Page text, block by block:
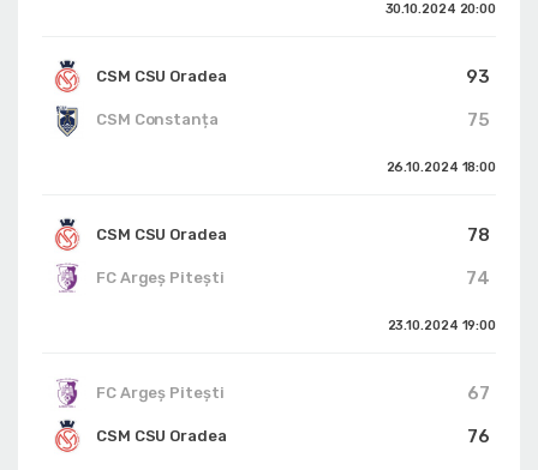
30.10.2024 20:00
CSM CSU Oradea
93
75
CSM Constanța
26.10.2024 18:00
CSM CSU Oradea
78
74
FC Argeș Pitești
23.10.2024 19:00
FC Argeș Pitești
67
76
CSM CSU Oradea